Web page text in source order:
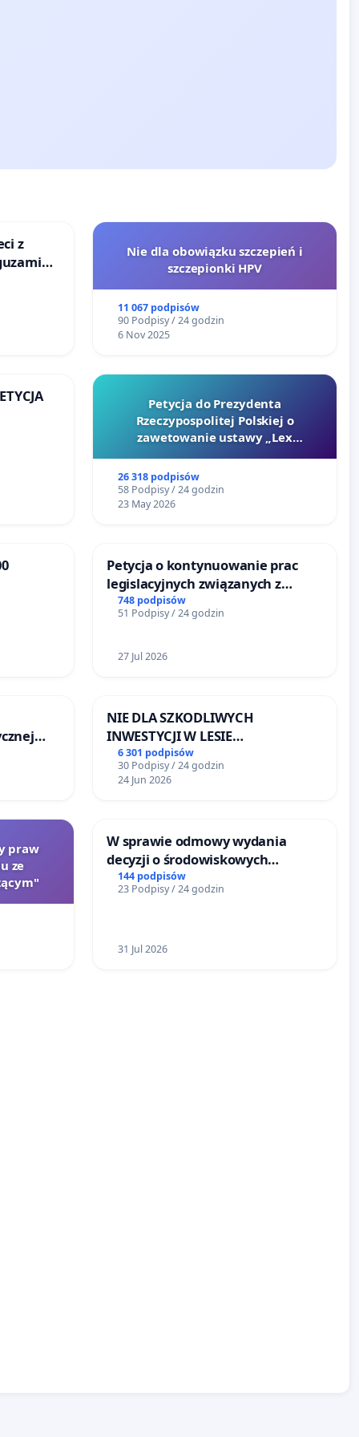
z
w
Nie dla obowiązku szczepień i
szczepionki HPV
11 067 podpisów
90 Podpisy / 24 godzin
6 Nov 2025
Petycja do Prezydenta
Rzeczypospolitej Polskiej o
zawetowanie ustawy „Lex
26 318 podpisów
58 Podpisy / 24 godzin
23 May 2026
Petycja o kontynuowanie prac
legislacyjnych związanych z
reformą prawa rodzinnego
748 podpisów
51 Podpisy / 24 godzin
27 Jul 2026
NIE DLA SZKODLIWYCH
INWESTYCJI W LESIE
ŁAGIEWNICKIM I ARTURÓWKU
6 301 podpisów
30 Podpisy / 24 godzin
24 Jun 2026
praw
ze
W sprawie odmowy wydania
decyzji o środowiskowych
uwarunkowaniach dla budowy
zakładu wytwarzania biometanu
mieszkańców i Puszczy
144 podpisów
23 Podpisy / 24 godzin
31 Jul 2026